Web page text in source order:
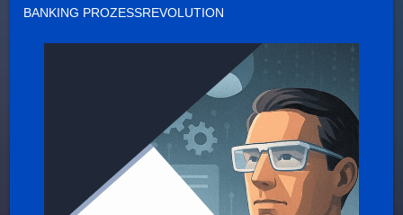
BANKING PROZESSREVOLUTION